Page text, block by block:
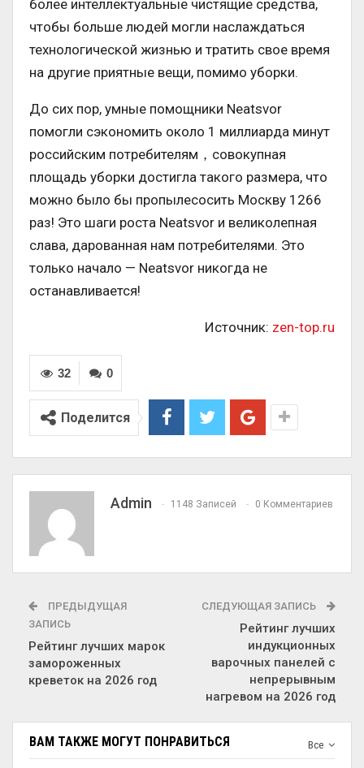
более интеллектуальные чистящие средства,
чтобы больше людей могли наслаждаться
технологической жизнью и тратить свое время
на другие приятные вещи, помимо уборки.
До сих пор, умные помощники Neatsvor
помогли сэкономить около 1 миллиарда минут
российским потребителям，совокупная
площадь уборки достигла такого размера, что
можно было бы пропылесосить Москву 1266
раз! Это шаги роста Neatsvor и великолепная
слава, дарованная нам потребителями. Это
только начало — Neatsvor никогда не
останавливается!
Источник: zen-top.ru
0
32
Поделится
Admin 1148 Записей 0 Комментариев
ПРЕДЫДУЩАЯ
ЗАПИСЬ
Рейтинг лучших марок
замороженных
креветок на 2026 год
СЛЕДУЮЩАЯ ЗАПИСЬ
Рейтинг лучших
индукционных
варочных панелей с
непрерывным
нагревом на 2026 год
Все
ВАМ ТАКЖЕ МОГУТ ПОНРАВИТЬСЯ